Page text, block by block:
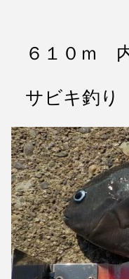
６１０ｍ
サビキ釣り